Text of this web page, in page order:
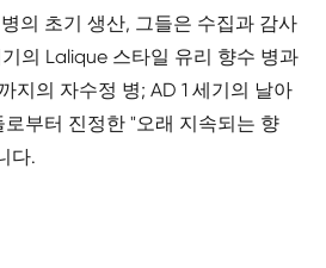
의 초기 생산, 그들은 수집과 감사
의 Lalique 스타일 유리 향수 병과
지의 자수정 병; AD 1 세기의 날아
부터 진정한 "오래 지속되는 향
다.